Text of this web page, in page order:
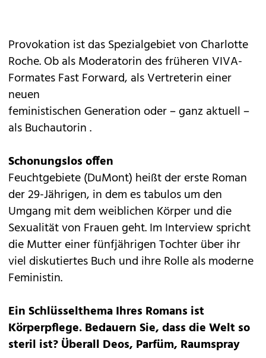
Provokation ist das Spezialgebiet von Charlotte
Roche. Ob als Moderatorin des früheren VIVA-
Formates Fast Forward, als Vertreterin einer
neuen
feministischen Generation oder – ganz aktuell –
als Buchautorin .
Schonungslos offen
Feuchtgebiete (DuMont) heißt der erste Roman
der 29-Jährigen, in dem es tabulos um den
Umgang mit dem weiblichen Körper und die
Sexualität von Frauen geht. Im Interview spricht
die Mutter einer fünfjährigen Tochter über ihr
viel diskutiertes Buch und ihre Rolle als moderne
Feministin.
Ein Schlüsselthema Ihres Romans ist
Körperpflege. Bedauern Sie, dass die Welt so
steril ist? Überall Deos, Parfüm, Raumspray